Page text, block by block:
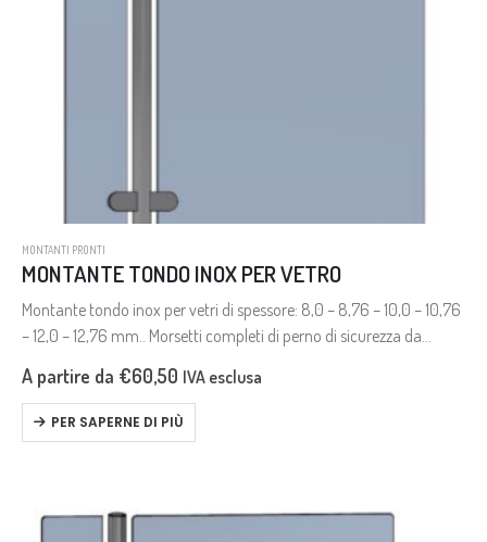
MONTANTI PRONTI
MONTANTE TONDO INOX PER VETRO
Montante tondo inox per vetri di spessore: 8,0 – 8,76 – 10,0 – 10,76
– 12,0 – 12,76 mm.. Morsetti completi di perno di sicurezza da
A partire da €60,50 IVA esclusa
PER SAPERNE DI PIÙ